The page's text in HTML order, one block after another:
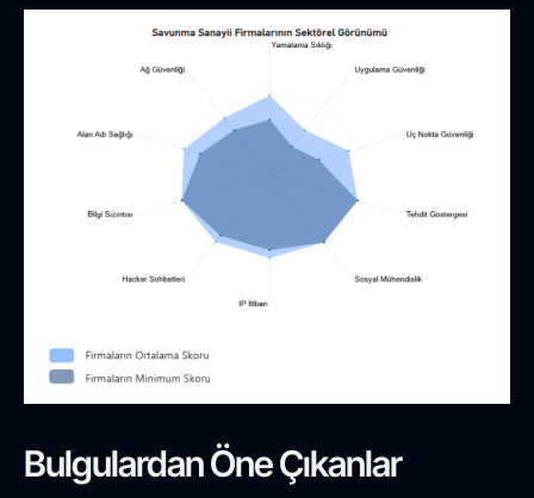
Bulgulardan Öne Çıkanlar